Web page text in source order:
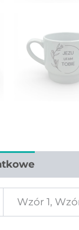
Wzór 1,